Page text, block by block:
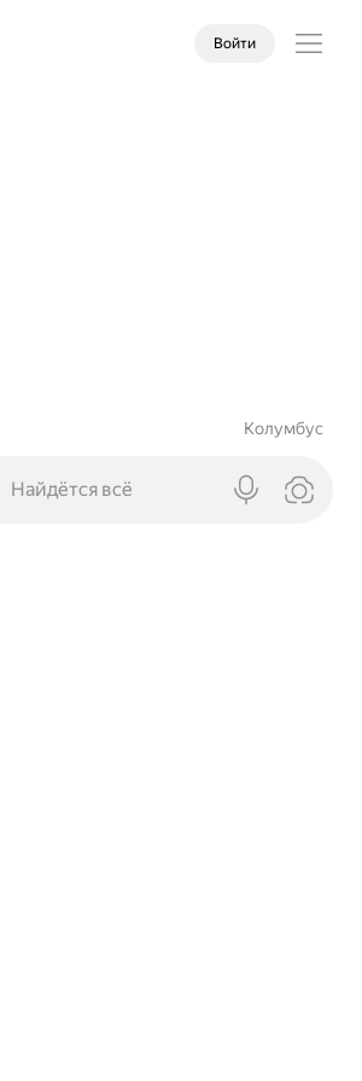
Войти
Колумбус
Найдётся всё